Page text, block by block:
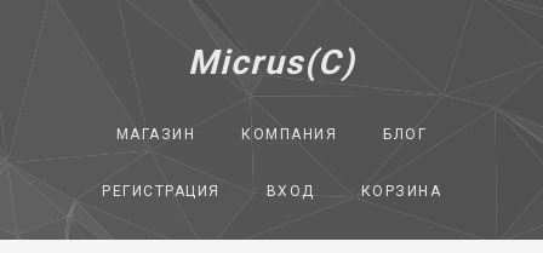
Micrus(C)
МАГАЗИН КОМПАНИЯ БЛОГ
РЕГИСТРАЦИЯ ВХОД КОРЗИНА